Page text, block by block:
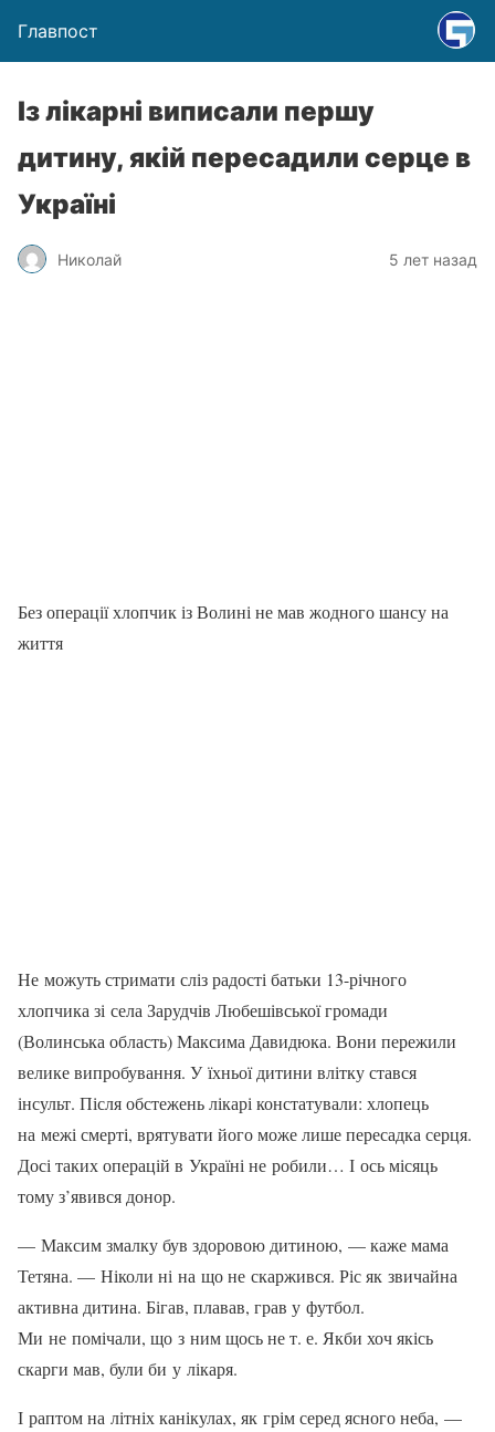
Главпост
Із лікарні виписали першу
дитину, якій пересадили серце в
Україні
Николай 5 лет назад
Без операції хлопчик із Волині не мав жодного шансу на
життя
Не можуть стримати сліз радості батьки 13-річного
хлопчика зі села Зарудчів Любешівської громади
(Волинська область) Максима Давидюка. Вони пережили
велике випробування. У їхньої дитини влітку стався
інсульт. Після обстежень лікарі констатували: хлопець
на межі смерті, врятувати його може лише пересадка серця.
Досі таких операцій в Україні не робили… І ось місяць
тому з’явився донор.
— Максим змалку був здоро­вою дитиною, — каже мама
Тетяна. — Ніколи ні на що не скаржився. Ріс як звичайна
активна ди­тина. Бігав, плавав, грав у футбол.
Ми не помічали, що з ним щось не т. е. Якби хоч якісь
скарги мав, були би у лікаря.
І раптом на літніх канікулах, як грім серед ясного неба, —